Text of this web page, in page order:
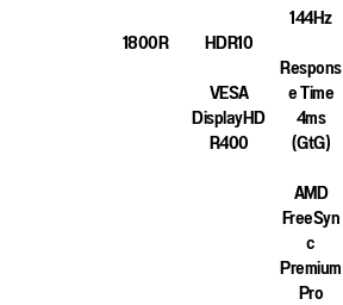
1800R
HDR10
VESA
DisplayHD
R400
144Hz
Respons
e Time
4ms
(GtG)
AMD
FreeSyn
c
Premium
Pro